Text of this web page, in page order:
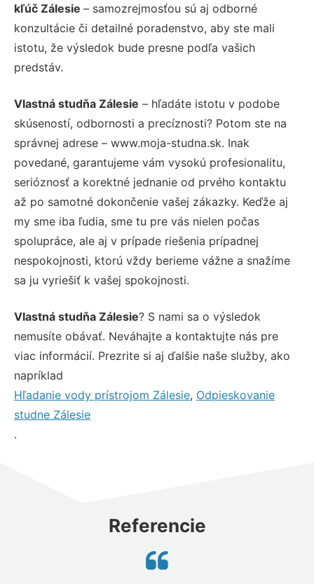
kľúč Zálesie – samozrejmosťou sú aj odborné
konzultácie či detailné poradenstvo, aby ste mali
istotu, že výsledok bude presne podľa vašich
predstáv.
Vlastná studňa Zálesie – hľadáte istotu v podobe
skúseností, odbornosti a precíznosti? Potom ste na
správnej adrese – www.moja-studna.sk. Inak
povedané, garantujeme vám vysokú profesionalitu,
serióznosť a korektné jednanie od prvého kontaktu
až po samotné dokončenie vašej zákazky. Keďže aj
my sme iba ľudia, sme tu pre vás nielen počas
spolupráce, ale aj v prípade riešenia prípadnej
nespokojnosti, ktorú vždy berieme vážne a snažíme
sa ju vyriešiť k vašej spokojnosti.
Vlastná studňa Zálesie? S nami sa o výsledok
nemusíte obávať. Neváhajte a kontaktujte nás pre
viac informácií. Prezrite si aj ďalšie naše služby, ako
napríklad
Hľadanie vody prístrojom Zálesie, Odpieskovanie
studne Zálesie
.
Referencie